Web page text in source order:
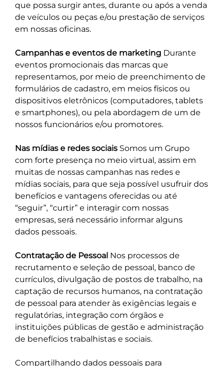
que possa surgir antes, durante ou após a venda
de veículos ou peças e/ou prestação de serviços
em nossas oficinas.
Campanhas e eventos de marketing Durante
eventos promocionais das marcas que
representamos, por meio de preenchimento de
formulários de cadastro, em meios físicos ou
dispositivos eletrônicos (computadores, tablets
e smartphones), ou pela abordagem de um de
nossos funcionários e/ou promotores.
Nas mídias e redes sociais Somos um Grupo
com forte presença no meio virtual, assim em
muitas de nossas campanhas nas redes e
mídias sociais, para que seja possível usufruir dos
benefícios e vantagens oferecidas ou até
“seguir”, “curtir” e interagir com nossas
empresas, será necessário informar alguns
dados pessoais.
Contratação de Pessoal Nos processos de
recrutamento e seleção de pessoal, banco de
currículos, divulgação de postos de trabalho, na
captação de recursos humanos, na contratação
de pessoal para atender às exigências legais e
regulatórias, integração com órgãos e
instituições públicas de gestão e administração
de benefícios trabalhistas e sociais.
Compartilhando dados pessoais para